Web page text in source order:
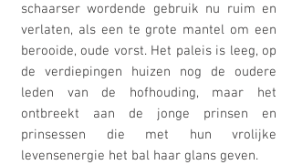
schaarser wordende gebruik nu ruim en
verlaten, als een te grote mantel om een
berooide, oude vorst. Het paleis is leeg, op
de verdiepingen huizen nog de oudere
leden van de hofhouding, maar het
ontbreekt aan de jonge prinsen en
prinsessen die met hun vrolijke
levensenergie het bal haar glans geven.